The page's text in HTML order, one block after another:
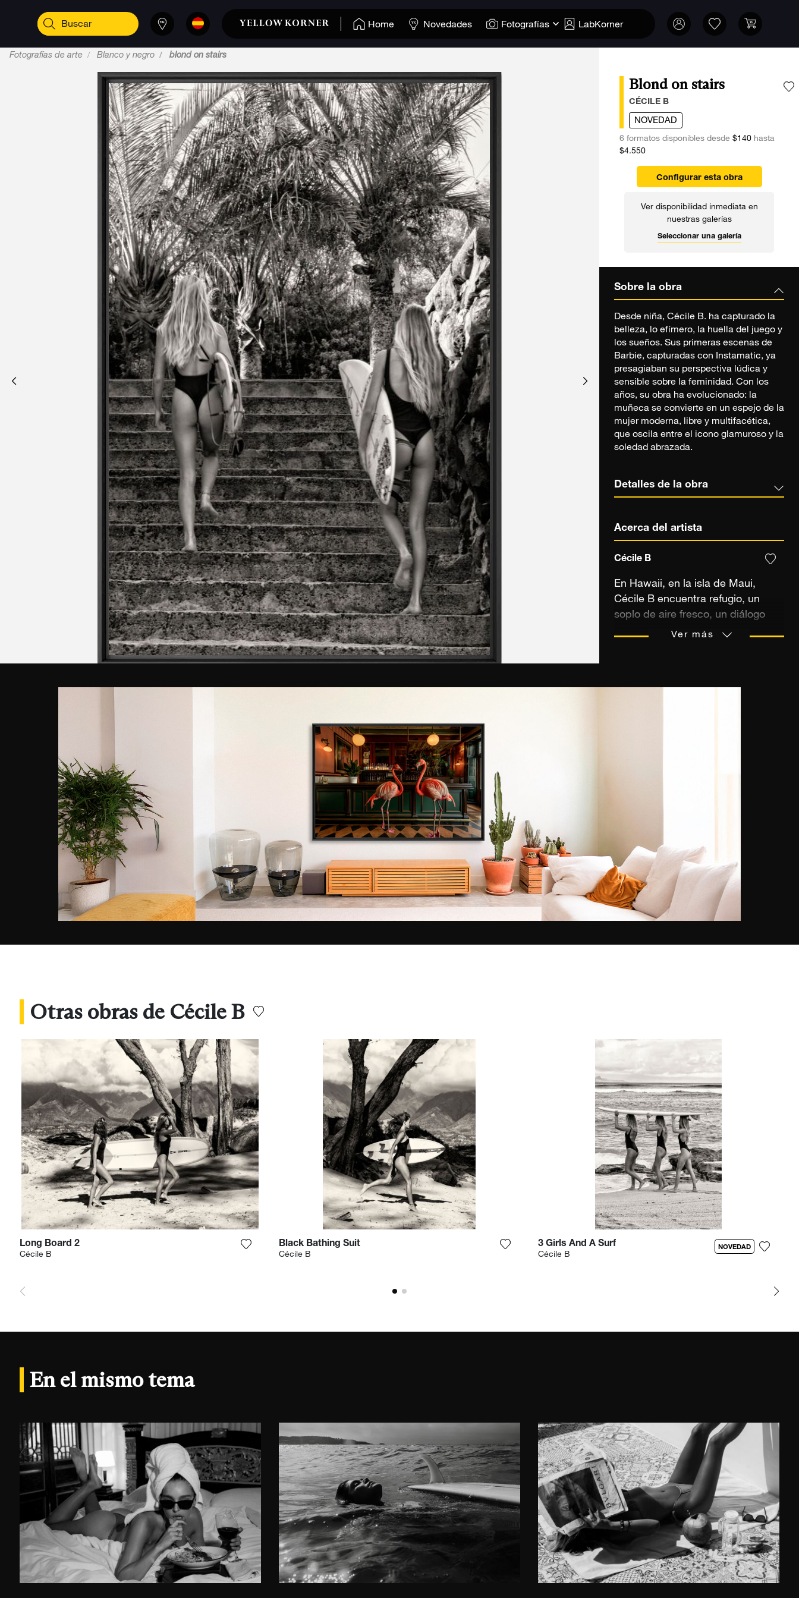
Home Novedades Fotografías LabKorner
Fotografías de arte Blanco y negro blond on stairs
Blond on stairs
CÉCILE B
NOVEDAD
6 formatos disponibles desde $140hasta
$4.550
Configurar esta obra
Ver disponibilidad inmediata en
nuestras galerías
Seleccionar una galería
Sobre la obra
Desde niña, Cécile B. ha capturado la
belleza, lo efímero, la huella del juego y
los sueños. Sus primeras escenas de
Barbie, capturadas con Instamatic, ya
presagiaban su perspectiva lúdica y
sensible sobre la feminidad. Con los
años, su obra ha evolucionado: la
muñeca se convierte en un espejo de la
mujer moderna, libre y multifacética,
que oscila entre el icono glamuroso y la
soledad abrazada.
Detalles de la obra
Acerca del artista
Cécile B
En Hawaii, en la isla de Maui,
Cécile B encuentra refugio, un
soplo de aire fresco, un diálogo
íntimo con la naturaleza. El viento,
Ver más
Otras obras de Cécile B
Long Board 2
Cécile B Agrega la fotografía a mi lista de deseos
Black Bathing Suit
Cécile B Agrega la fotografía a mi lista de deseos
3 Girls And A Surf
Cécile B
NOVEDAD
En el mismo tema